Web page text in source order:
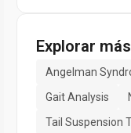
Explorar
Angelman
Gait Analysis
Tail Suspension